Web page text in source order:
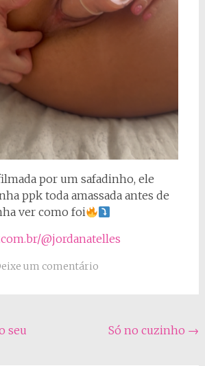
por um safadinho, ele
ppk toda amassada antes de
ver como foi
@jordanatelles
um comentário
seu
Só no cuzinho →